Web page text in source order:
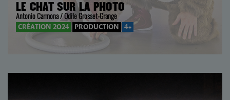
LE CHAT SUR LA PHOTO
Antonio Carmona / Odile Grosset-Grange
CRÉATION 2024 PRODUCTION 4+